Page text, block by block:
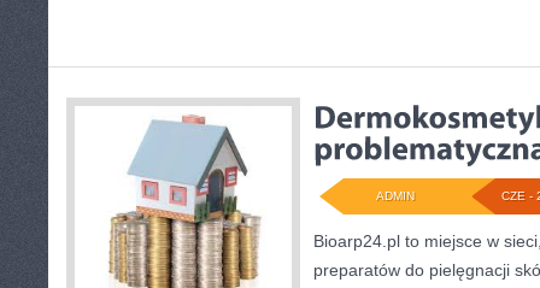
CZE -
ADMIN
Bioarp24.pl to miejsce w
preparatów do pielęgnacji